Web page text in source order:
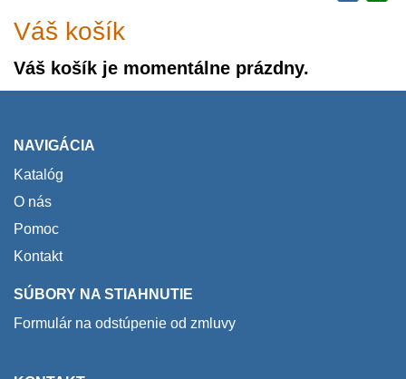
Váš košík
Váš košík je momentálne prázdny.
NAVIGÁCIA
Katalóg
O nás
Pomoc
Kontakt
SÚBORY NA STIAHNUTIE
Formulár na odstúpenie od zmluvy